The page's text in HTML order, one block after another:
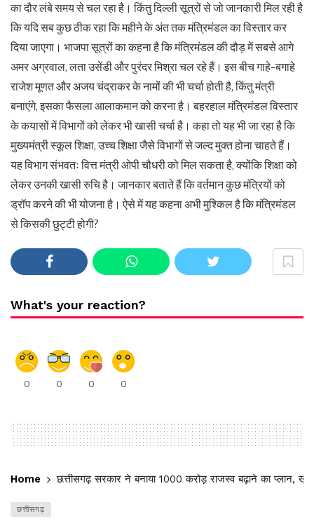
का दौर लंबे समय से चल रहा है। किंतु दिल्ली सूत्रों से जो जानकारी मिल रही है
कि यदि सब कुछ ठीक रहा कि महीने के अंत तक मंत्रिमंडल का विस्तार कर
दिया जाएगा। भाजपा सूत्रों का कहना है कि मंत्रिमंडल की दौड़ में सबसे आगे
अमर अग्रवाल, लता उसेंडी और पुरंदर मिश्रा चल रहे हैं। इस बीच गाहे-बगाहे
राजेश मूणत और अजय चंद्राकर के नामों की भी चर्चा होती है, किंतु मंत्री
बनाएंगे, इसका फैसला आलाकमान को करना है। बहरहाल मंत्रिमंडल विस्तार
के कयासों में विभागों को लेकर भी खासी चर्चा है। कहा तो यह भी जा रहा है कि
मुख्यमंत्री स्कूल शिक्षा, उच्च शिक्षा जैसे विभागों से जल्द मुक्त होना चाहते हैं।
यह विभाग संभवतः वित्त मंत्री ओपी चौधरी को मिल सकता है, क्योंकि शिक्षा को
लेकर उनकी खासी रुचि है। जानकार बताते हैं कि वर्तमान कुछ मंत्रियों को
ड्रॉप करने की भी योजना है। ऐसे में यह कहना अभी मुश्किल है कि मंत्रिमंडल
से किसकी छुट्टी होगी?
What's your reaction?
0 0 0 0
Home छत्तीसगढ़ सरकार ने बनाया 1000 करोड़ राजस्व बढ़ाने का प्लान,
छत्तीसगढ़